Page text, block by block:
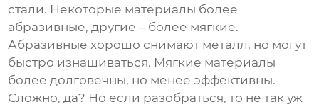
стали. Некоторые материалы более
абразивные, другие – более мягкие.
Абразивные хорошо снимают металл, но могут
быстро изнашиваться. Мягкие материалы
более долговечны, но менее эффективны.
Сложно, да? Но если разобраться, то не так уж